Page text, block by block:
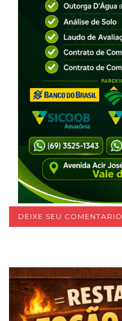
DEIXE SEU COMENTARIO